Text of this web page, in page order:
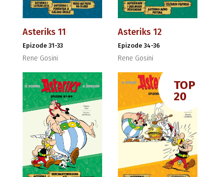
Asteriks 11
Epizode 31-33
Rene Gosini
Asteriks 12
Epizode 34-36
Rene Gosini
TOP
20